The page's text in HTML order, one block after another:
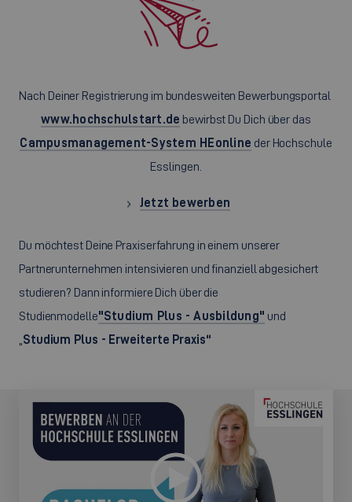
Nach Deiner Registrierung im bundesweiten Bewerbungsportal
www.hochschulstart.de bewirbst Du Dich über das
Campusmanagement-System HEonline der Hochschule
Esslingen.
Jetzt bewerben
Du möchtest Deine Praxiserfahrung in einem unserer
Partnerunternehmen intensivieren und finanziell abgesichert
studieren? Dann informiere Dich über die
Studienmodelle"Studium Plus - Ausbildung" und
Studium Plus - Erweiterte Praxis“